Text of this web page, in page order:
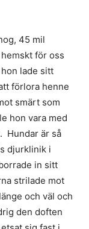
45 mil
för oss
lade sitt
förlora henne
smärt som
hon vara med
Hundar är så
djurklinik i
in sitt
strilade mot
och väl och
den doften